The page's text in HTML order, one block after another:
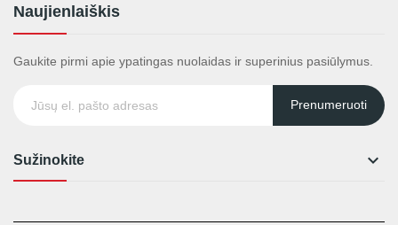
Naujienlaiškis
Gaukite pirmi apie ypatingas nuolaidas ir superinius pasiūlymus.
Prenumeruoti
Sužinokite 